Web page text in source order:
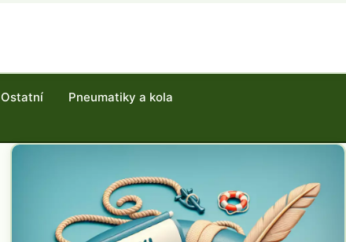
Ostatní
Pneumatiky a kola